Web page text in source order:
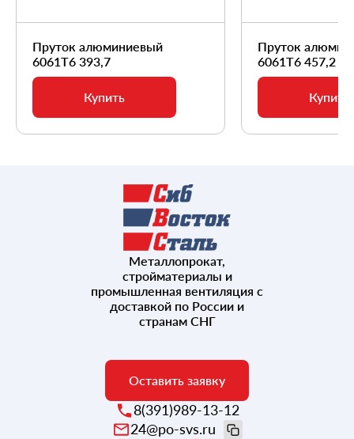
Пруток алюминиевый
6061Т6 393,7
Купить
Пруток
6061Т6 457,2
Купить
Металлопрокат,
стройматериалы и
промышленная вентиляция с
доставкой по России и
странам СНГ
Оставить заявку
8(391)989-13-12
24@po-svs.ru